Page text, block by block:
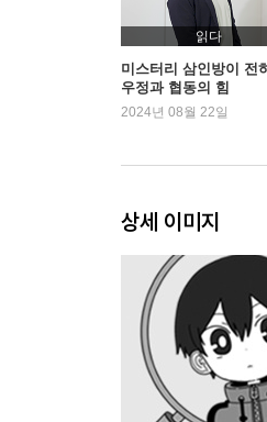
읽다
미스터리 삼인방이 전
우정과 협동의 힘
2024년 08월 22일
상세 이미지